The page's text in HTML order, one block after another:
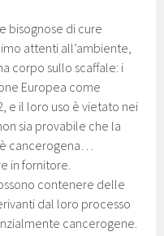
bisognose di cure
attenti all’ambiente,
corpo sullo scaffale: i
Europea come
e il loro uso è vietato nei
sia provabile che la
è cancerogena…
in fornitore.
contenere delle
dal loro processo
cancerogene.